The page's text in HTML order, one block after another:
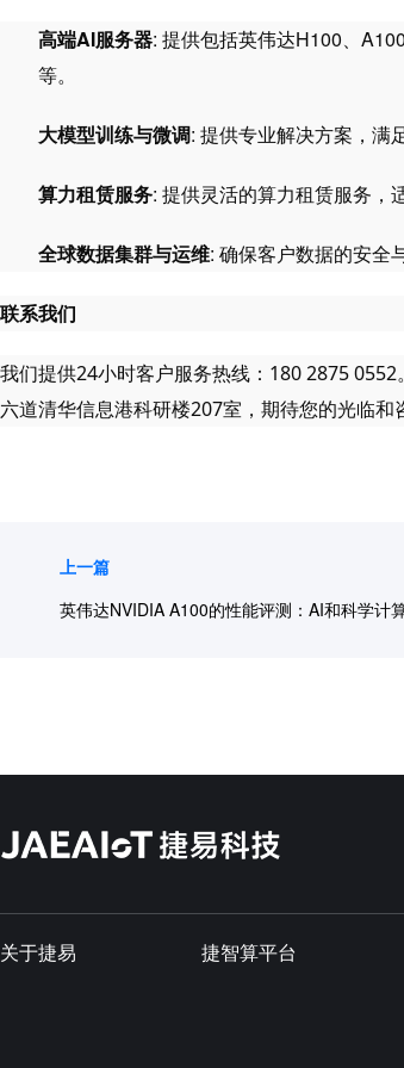
高端AI服务器: 提供包括英伟达H100、
等。
大模型训练与微调: 提供专业解决方案，满
算力租赁服务: 提供灵活的算力租赁服务，
全球数据集群与运维: 确保客户数据的安全
联系我们
我们提供24小时客户服务热线：180 2875
六道清华信息港科研楼207室，期待您的光临和
上一篇
英伟达NVIDIA A100的性能评测：AI和科学计
关于捷易 捷智算平台